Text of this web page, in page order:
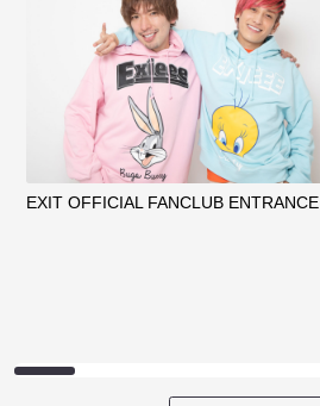
EXIT OFFICIAL FANCLUB ENTRANCE